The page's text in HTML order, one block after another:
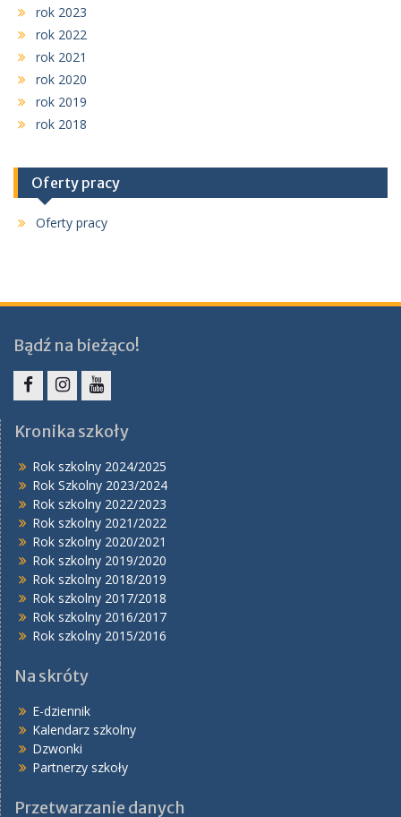
rok 2023
rok 2022
rok 2021
rok 2020
rok 2019
rok 2018
Oferty pracy
Oferty pracy
Bądź na bieżąco!
Kronika szkoły
Rok szkolny 2024/2025
Rok Szkolny 2023/2024
Rok szkolny 2022/2023
Rok szkolny 2021/2022
Rok szkolny 2020/2021
Rok szkolny 2019/2020
Rok szkolny 2018/2019
Rok szkolny 2017/2018
Rok szkolny 2016/2017
Rok szkolny 2015/2016
Na skróty
E-dziennik
Kalendarz szkolny
Dzwonki
Partnerzy szkoły
Przetwarzanie danych